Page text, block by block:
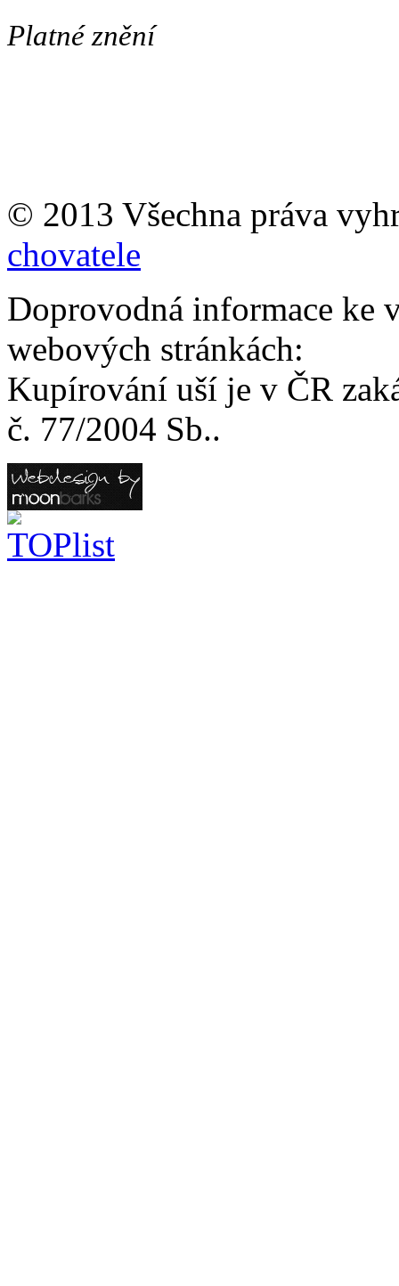
Platné znění
© 2013 Všechna práva
chovatele
Doprovodná informace ke
webových stránkách:
Kupírování uší je v ČR
č. 77/2004 Sb..